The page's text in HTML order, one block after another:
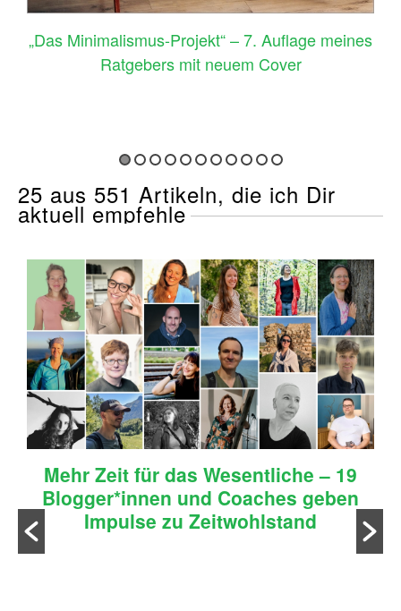
„Das Minimalismus-Projekt“ – 7. Auflage meines
Ratgebers mit neuem Cover
25 aus 551 Artikeln, die ich Dir
aktuell empfehle
Mehr Zeit für das Wesentliche – 19
Blogger*innen und Coaches geben
Impulse zu Zeitwohlstand